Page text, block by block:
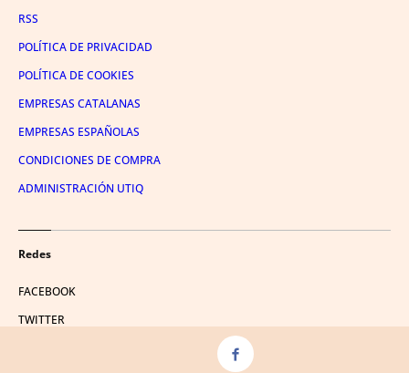
RSS
POLÍTICA DE PRIVACIDAD
POLÍTICA DE COOKIES
EMPRESAS CATALANAS
EMPRESAS ESPAÑOLAS
CONDICIONES DE COMPRA
ADMINISTRACIÓN UTIQ
Redes
FACEBOOK
TWITTER